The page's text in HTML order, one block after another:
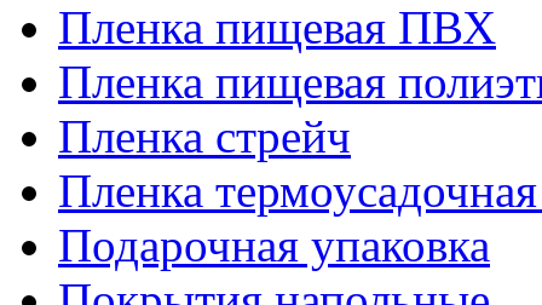
Пленка пищевая ПВХ
Пленка пищевая
Пленка стрейч
Пленка
Подарочная упаковка